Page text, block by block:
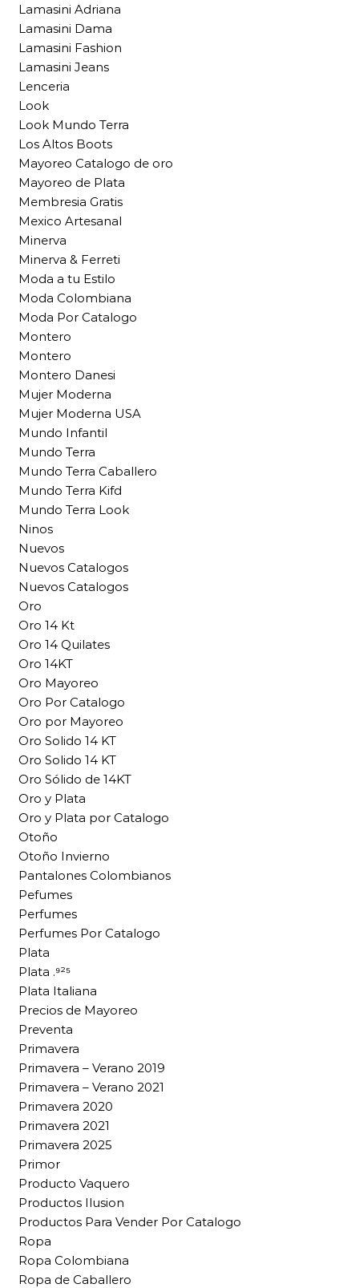
Lamasini Adriana
Lamasini Dama
Lamasini Fashion
Lamasini Jeans
Lenceria
Look
Look Mundo Terra
Los Altos Boots
Mayoreo Catalogo de oro
Mayoreo de Plata
Membresia Gratis
Mexico Artesanal
Minerva
Minerva & Ferreti
Moda a tu Estilo
Moda Colombiana
Moda Por Catalogo
Montero
Montero
Montero Danesi
Mujer Moderna
Mujer Moderna USA
Mundo Infantil
Mundo Terra
Mundo Terra Caballero
Mundo Terra Kifd
Mundo Terra Look
Ninos
Nuevos
Nuevos Catalogos
Nuevos Catalogos
Oro
Oro 14 Kt
Oro 14 Quilates
Oro 14KT
Oro Mayoreo
Oro Por Catalogo
Oro por Mayoreo
Oro Solido 14 KT
Oro Solido 14 KT
Oro Sólido de 14KT
Oro y Plata
Oro y Plata por Catalogo
Otoño
Otoño Invierno
Pantalones Colombianos
Pefumes
Perfumes
Perfumes Por Catalogo
Plata
Plata .⁹²⁵
Plata Italiana
Precios de Mayoreo
Preventa
Primavera
Primavera – Verano 2019
Primavera – Verano 2021
Primavera 2020
Primavera 2021
Primavera 2025
Primor
Producto Vaquero
Productos Ilusion
Productos Para Vender Por Catalogo
Ropa
Ropa Colombiana
Ropa de Caballero